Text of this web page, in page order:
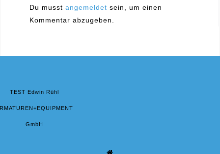
Du musst angemeldet sein, um einen
Kommentar abzugeben.
TEST Edwin Rühl
GmbH